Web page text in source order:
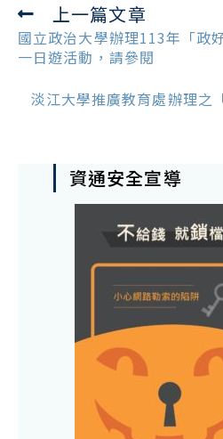
Read
more
articles
上一篇文章
國立政治大學辦理113年「政
一日遊活動，請參閱
淡江大學推廣教育處辦理之
資通安全宣導